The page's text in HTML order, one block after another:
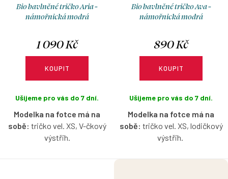
Bio bavlněné tričko Aria -
námořnická modrá
1 090 Kč
KOUPIT
Ušijeme pro vás do 7 dní.
Modelka na fotce má na
sobě: tričko vel. XS, V-čkový
výstřih.
Bio bavlněné tričko Ava -
námořnická modrá
890 Kč
KOUPIT
Ušijeme pro vás do 7 dní.
Modelka na fotce má na
sobě: tričko vel. XS, lodičkový
výstřih.
Bio bavlněné tričko bez rukávů